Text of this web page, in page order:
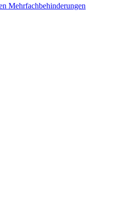
Mehrfachbehinderungen